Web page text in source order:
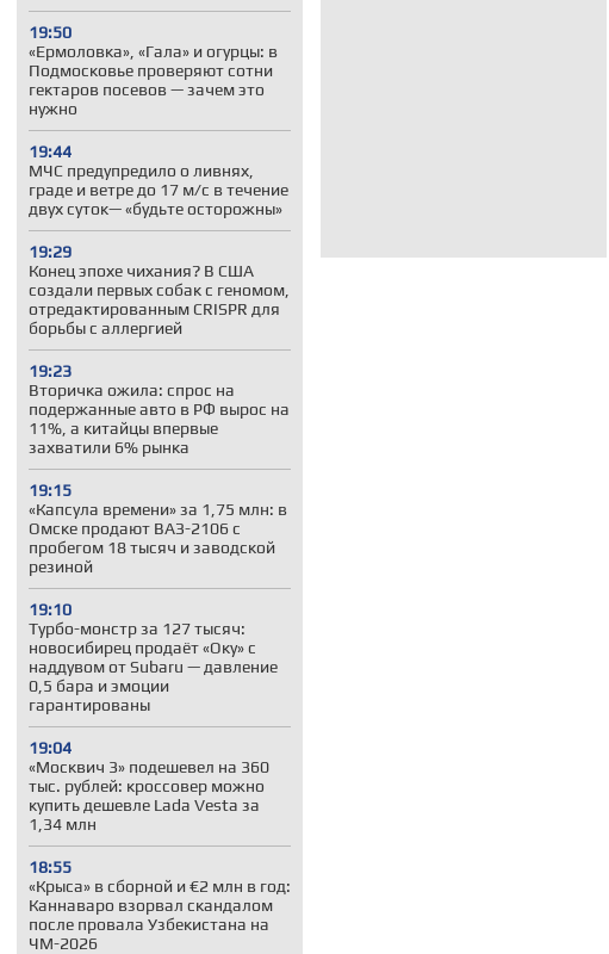
19:50
«Ермоловка», «Гала» и огурцы: в
Подмосковье проверяют сотни
гектаров посевов — зачем это
нужно
19:44
МЧС предупредило о ливнях,
граде и ветре до 17 м/с в течение
двух суток— «будьте осторожны»
19:29
Конец эпохе чихания? В США
создали первых собак с геномом,
отредактированным CRISPR для
борьбы с аллергией
19:23
Вторичка ожила: спрос на
подержанные авто в РФ вырос на
11%, а китайцы впервые
захватили 6% рынка
19:15
«Капсула времени» за 1,75 млн: в
Омске продают ВАЗ-2106 с
пробегом 18 тысяч и заводской
резиной
19:10
Турбо-монстр за 127 тысяч:
новосибирец продаёт «Оку» с
наддувом от Subaru — давление
0,5 бара и эмоции
гарантированы
19:04
«Москвич 3» подешевел на 360
тыс. рублей: кроссовер можно
купить дешевле Lada Vesta за
1,34 млн
18:55
«Крыса» в сборной и €2 млн в год:
Каннаваро взорвал скандалом
после провала Узбекистана на
ЧМ-2026